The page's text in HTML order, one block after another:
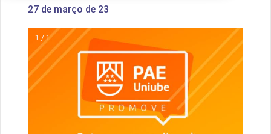
27 de março de 23
1 / 1